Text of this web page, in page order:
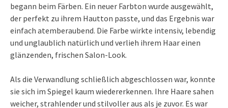
begann beim Färben. Ein neuer Farbton wurde ausgewählt,
der perfekt zu ihrem Hautton passte, und das Ergebnis war
einfach atemberaubend. Die Farbe wirkte intensiv, lebendig
und unglaublich natürlich und verlieh ihrem Haar einen
glänzenden, frischen Salon-Look.
Als die Verwandlung schließlich abgeschlossen war, konnte
sie sich im Spiegel kaum wiedererkennen. Ihre Haare sahen
weicher, strahlender und stilvoller aus als je zuvor. Es war